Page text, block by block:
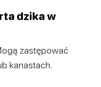
dzika w
zastępować
kanastach.